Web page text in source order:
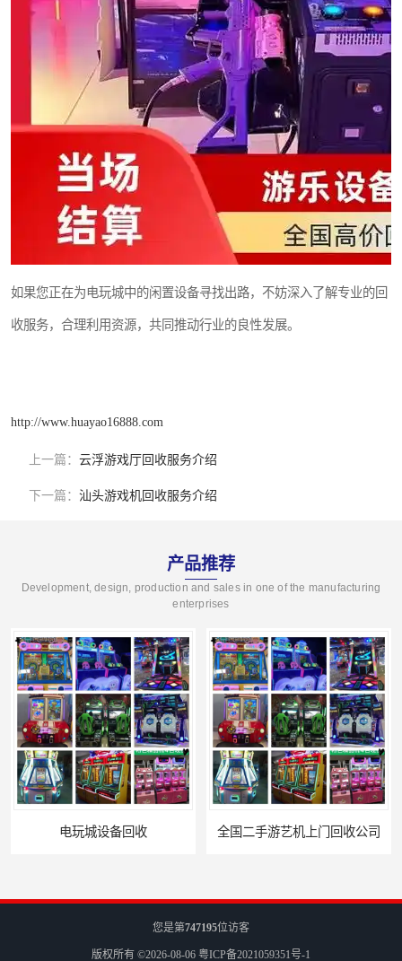
如果您正在为电玩城中的闲置设备寻找出路，不妨深入了解专业的回
收服务，合理利用资源，共同推动行业的良性发展。
http://www.huayao16888.com
上一篇： 云浮游戏厅回收服务介绍
下一篇： 汕头游戏机回收服务介绍
产品推荐
Development, design, production and sales in one of the manufacturing
enterprises
全国二手游艺机上门回收公司 电玩城整场回收
您是第747195位访客
版权所有 ©2026-08-06 粤ICP备2021059351号-1